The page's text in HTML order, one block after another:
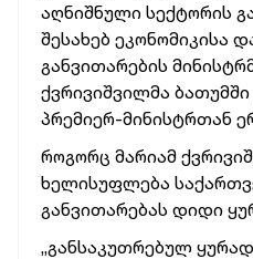
აღნიშნული სექტორის
შესახებ ეკონომიკისა
განვითარების
ქვრივიშვილმა ბათუმში
პრემიერ-მინისტრთან
როგორც მარიამ
ხელისუფლება
განვითარებას დიდი
„განსაკუთრებულ